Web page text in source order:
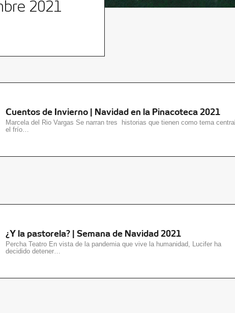
2021
Cuentos de Invierno | Navidad en la Pinacoteca 2021
Marcela del Rio Vargas Se narran tres historias que tienen como tema central
el frío…
¿Y la pastorela? | Semana de Navidad 2021
Percha Teatro En vista de la pandemia que vive la humanidad, Lucifer ha
decidido detener…